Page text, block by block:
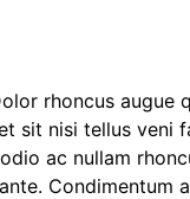
rhoncus augue
sit nisi tellus veni
ac nullam
Condimentum